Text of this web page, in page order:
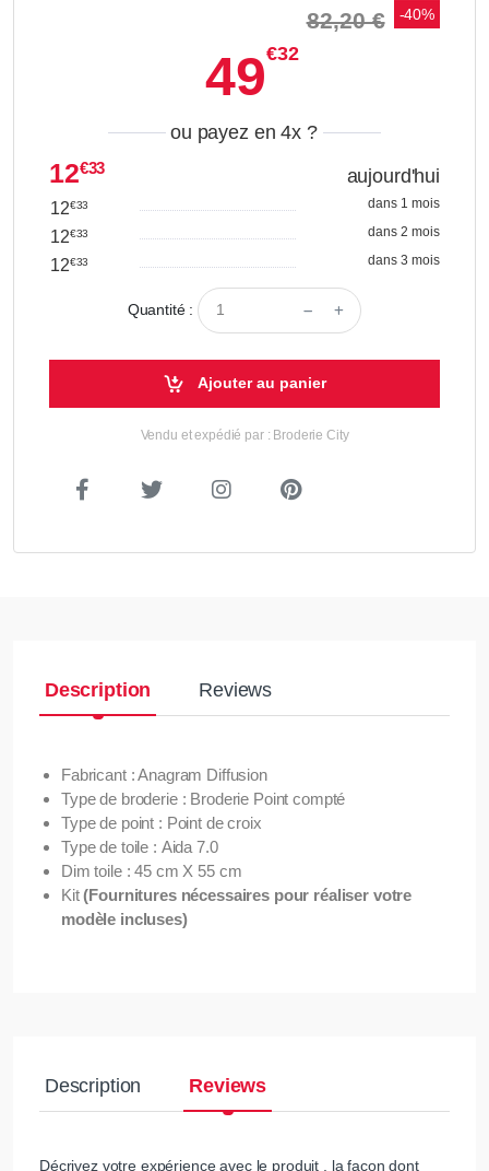
82,20 € -40%
49€32
ou payez en 4x ?
12€33 aujourd'hui
12€33 dans 1 mois
12€33 dans 2 mois
12€33 dans 3 mois
Quantité :
Ajouter au panier
Vendu et expédié par : Broderie City
Description Reviews
Fabricant : Anagram Diffusion
Type de broderie : Broderie Point compté
Type de point : Point de croix
Type de toile : Aida 7.0
Dim toile : 45 cm X 55 cm
Kit(Fournitures nécessaires pour réaliser votre
modèle incluses)
Description Reviews
Décrivez votre expérience avec le produit , la façon dont